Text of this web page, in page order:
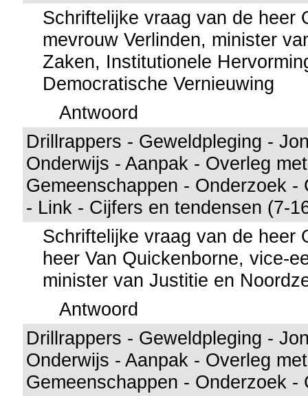
Schriftelijke vraag van de heer
mevrouw Verlinden, minister
Zaken, Institutionele
Democratische Vernieuwing
Antwoord
Drillrappers - Geweldpleging -
Onderwijs - Aanpak - Overleg
Gemeenschappen - Onderzoek -
- Link - Cijfers en tendensen (7-
Schriftelijke vraag van de heer
heer Van Quickenborne, vice-
minister van Justitie en
Antwoord
Drillrappers - Geweldpleging -
Onderwijs - Aanpak - Overleg
Gemeenschappen - Onderzoek -